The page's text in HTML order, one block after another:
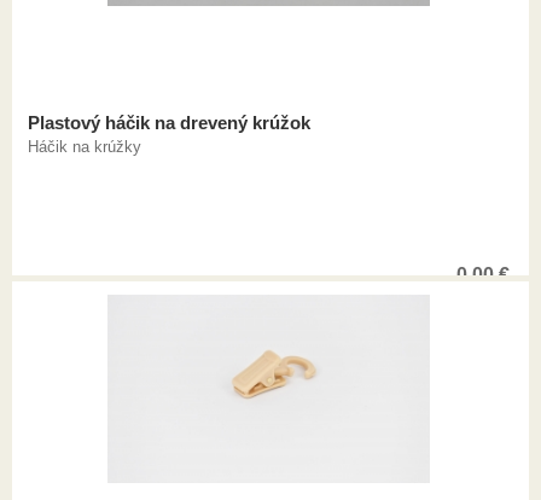
Plastový háčik na drevený krúžok
Háčik na krúžky
0,00€